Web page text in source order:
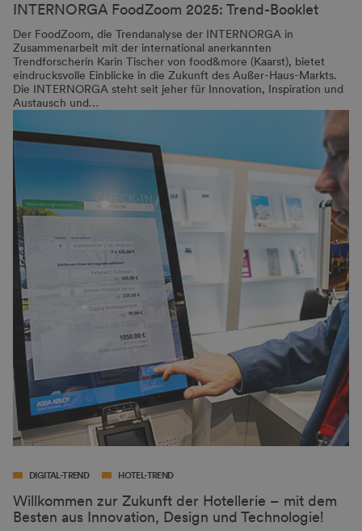
INTERNORGA FoodZoom 2025: Trend-Booklet
Der FoodZoom, die Trendanalyse der INTERNORGA in
Zusammenarbeit mit der international anerkannten
Trendforscherin Karin Tischer von food&more (Kaarst), bietet
eindrucksvolle Einblicke in die Zukunft des Außer-Haus-Markts.
Die INTERNORGA steht seit jeher für Innovation, Inspiration und
Austausch und…
DIGITAL-TREND HOTEL-TREND
Willkommen zur Zukunft der Hotellerie – mit dem
Besten aus Innovation, Design und Technologie!